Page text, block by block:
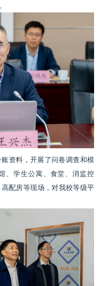
资料，开展了问卷调查和模
、学生公寓、食堂、消监控
配房等现场，对我校等级平